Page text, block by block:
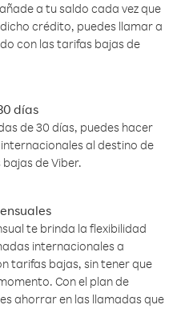
a tu saldo cada vez que
crédito, puedes llamar a
con las tarifas bajas de
días
de 30 días, puedes hacer
al destino de
de Viber.
te brinda la flexibilidad
internacionales a
tarifas bajas, sin tener que
Con el plan de
ahorrar en las llamadas que